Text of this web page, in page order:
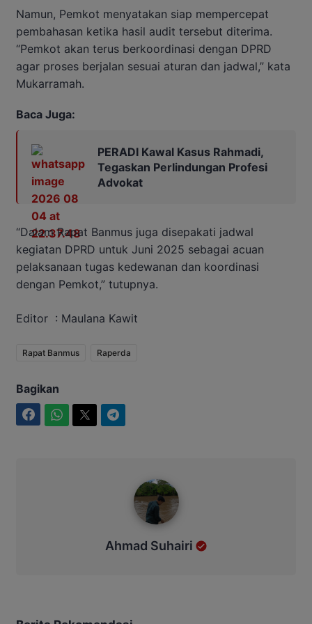
Namun, Pemkot menyatakan siap mempercepat
pembahasan ketika hasil audit tersebut diterima.
“Pemkot akan terus berkoordinasi dengan DPRD
agar proses berjalan sesuai aturan dan jadwal,” kata
Mukarramah.
Baca Juga:
PERADI Kawal Kasus Rahmadi,
Tegaskan Perlindungan Profesi
Advokat
“Dalam Rapat Banmus juga disepakati jadwal
kegiatan DPRD untuk Juni 2025 sebagai acuan
pelaksanaan tugas kedewanan dan koordinasi
dengan Pemkot,” tutupnya.
Editor : Maulana Kawit
Rapat Banmus Raperda
Bagikan
Ahmad Suhairi